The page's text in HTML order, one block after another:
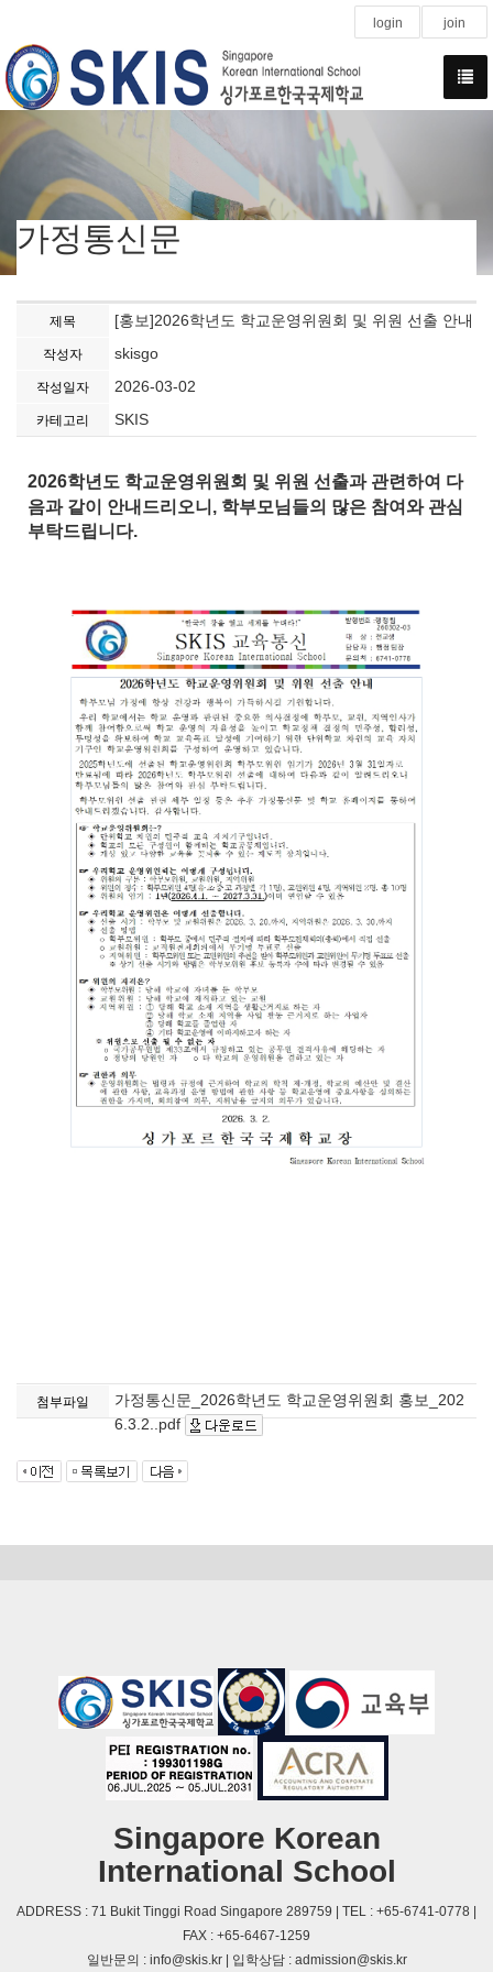
login join
가정통신문
제목 [홍보]2026학년도 학교운영위원회 및 위원 선출 안내
작성자 skisgo
작성일자 2026-03-02
카테고리 SKIS
2026학년도 학교운영위원회 및 위원 선출과 관련하여 다
음과 같이 안내드리오니, 학부모님들의 많은 참여와 관심
부탁드립니다.
첨부파일
가정통신문_2026학년도 학교운영위원회 홍보_202
6.3.2..pdf
Singapore Korean
International School
ADDRESS : 71 Bukit Tinggi Road Singapore 289759 | TEL : +65-6741-0778 |
FAX : +65-6467-1259
일반문의 : info@skis.kr | 입학상담 : admission@skis.kr